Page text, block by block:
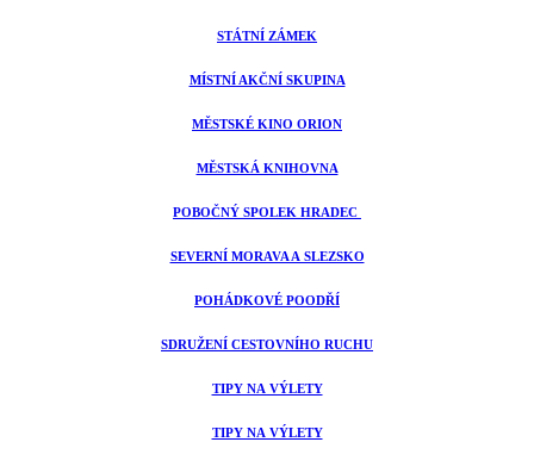
STÁTNÍ ZÁMEK
MÍSTNÍ AKČNÍ SKUPINA
MĚSTSKÉ KINO ORION
MĚSTSKÁ KNIHOVNA
POBOČNÝ SPOLEK HRADEC
SEVERNÍ MORAVA A SLEZSKO
POHÁDKOVÉ POODŘÍ
SDRUŽENÍ CESTOVNÍHO RUCHU
TIPY NA VÝLETY
TIPY NA VÝLETY